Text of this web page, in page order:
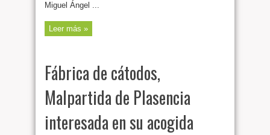
Miguel Ángel ...
Leer más »
Fábrica de cátodos,
Malpartida de Plasencia
interesada en su acogida